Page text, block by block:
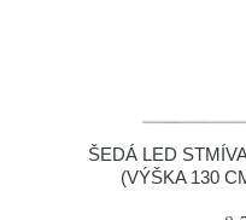
ŠEDÁ LED
(VÝŠKA 130